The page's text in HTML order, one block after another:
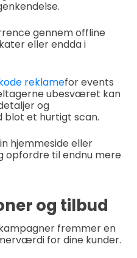
gennem offline
eller endda i
reklamefor events
ubesværet kan
og
blot et hurtigt scan.
hjemmeside eller
opfordre til endnu mere
og tilbud
fremmer en
for dine kunder.